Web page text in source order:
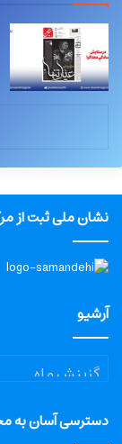
نشان ملی ثبت از
آرشیو
آرشیو
دسترسی آسان به